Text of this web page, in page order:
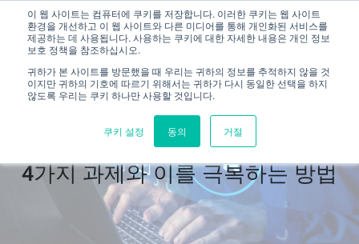
이 웹 사이트는 컴퓨터에 쿠키를 저장합니다. 이러한 쿠키는 웹 사이트
환경을 개선하고 이 웹 사이트와 다른 미디어를 통해 개인화된 서비스를
제공하는 데 사용됩니다. 사용하는 쿠키에 대한 자세한 내용은 개인 정보
보호 정책을 참조하십시오.
귀하가 본 사이트를 방문했을 때 우리는 귀하의 정보를 추적하지 않을 것
이지만 귀하의 기호에 따르기 위해서는 귀하가 다시 동일한 선택을 하지
않도록 우리는 쿠키 하나만 사용할 것입니다.
쿠키 설정 동의 거절
자동화 테스트에서 직면할 수 있는
4가지 과제와 이를 극복하는 방법